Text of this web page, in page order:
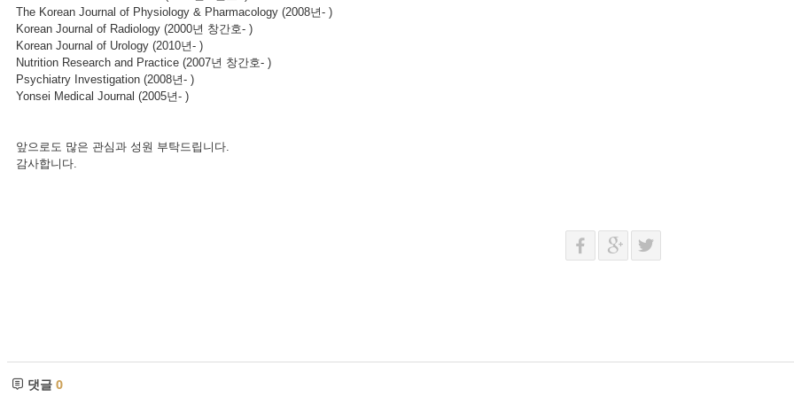
The Korean Journal of Physiology & Pharmacology (2008년- )
Korean Journal of Radiology (2000년 창간호- )
Korean Journal of Urology (2010년- )
Nutrition Research and Practice (2007년 창간호- )
Psychiatry Investigation (2008년- )
Yonsei Medical Journal (2005년- )
앞으로도 많은 관심과 성원 부탁드립니다.
감사합니다.
댓글 0